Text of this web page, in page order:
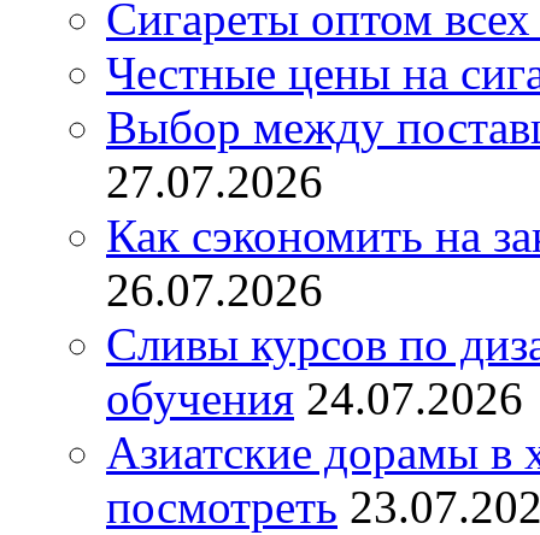
Сигареты оптом
Честные цены на
Выбор между
27.07.2026
Как сэкономить на
26.07.2026
Сливы курсов по
обучения 24.07.2026
Азиатские дорамы в
посмотреть